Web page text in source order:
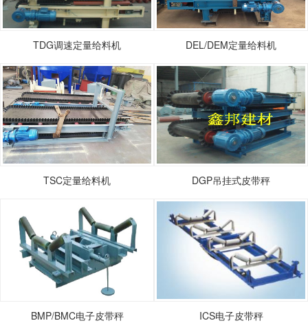
TDG调速定量给料机 DEL/DEM定量给料机
TSC定量给料机 DGP吊挂式皮带秤
BMP/BMC电子皮带秤 ICS电子皮带秤